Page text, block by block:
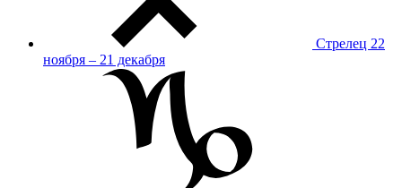
Стрелец 22
ноября – 21 декабря